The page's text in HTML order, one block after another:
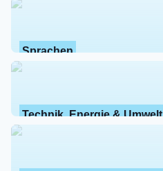
Sprachen
Technik, Energie & Umwelt